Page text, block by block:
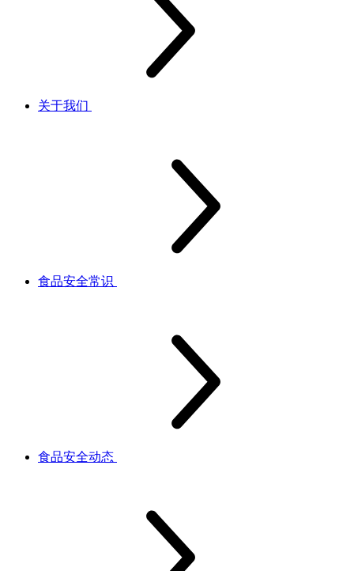
关于我们
食品安全常识
食品安全动态